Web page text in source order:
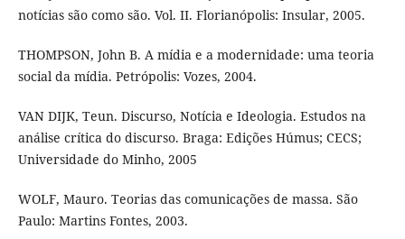
notícias são como são. Vol. II. Florianópolis: Insular, 2005.
THOMPSON, John B. A mídia e a modernidade: uma teoria
social da mídia. Petrópolis: Vozes, 2004.
VAN DIJK, Teun. Discurso, Notícia e Ideologia. Estudos na
análise crítica do discurso. Braga: Edições Húmus; CECS;
Universidade do Minho, 2005
WOLF, Mauro. Teorias das comunicações de massa. São
Paulo: Martins Fontes, 2003.